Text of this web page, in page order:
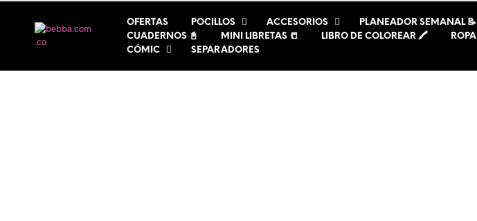
OFERTAS POCILLOS ACCESORIOS PLANEADOR SEMANAL 📝
CUADERNOS 📓
MINI LIBRETAS 📒 LIBRO DE COLOREAR 🖍️ ROPA
CÓMIC
SEPARADORES